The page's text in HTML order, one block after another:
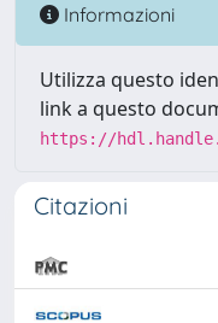
Informazioni
Utilizza questo
link a questo
https://
Citazioni